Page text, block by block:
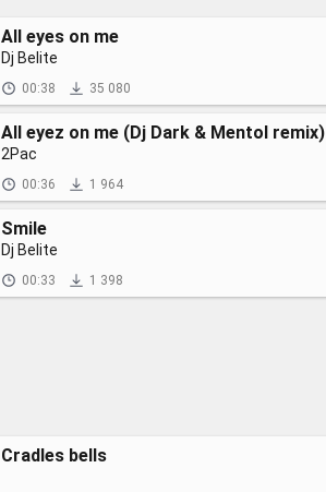
All eyes on me
Dj Belite
00:38 35 080
All eyez on me (Dj Dark & Mentol remix)
2Pac
00:36 1 964
Smile
Dj Belite
00:33 1 398
Cradles bells